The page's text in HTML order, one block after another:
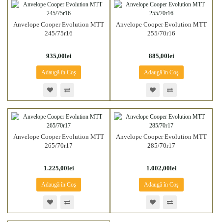
Anvelope Cooper Evolution MTT
245/75r16
935,00lei
Adaugă în Coş
Anvelope Cooper Evolution MTT
255/70r16
885,00lei
Adaugă în Coş
Anvelope Cooper Evolution MTT
265/70r17
1.225,00lei
Adaugă în Coş
Anvelope Cooper Evolution MTT
285/70r17
1.002,00lei
Adaugă în Coş